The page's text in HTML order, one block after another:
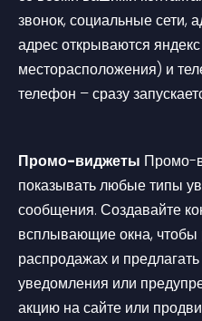
звонок, социальные сети,
адрес открываются
месторасположения) и
телефон – сразу
Промо-виджеты Промо-
показывать любые типы
сообщения. Создавайте
всплывающие окна, чтобы
распродажах и
уведомления или
акцию на сайте или